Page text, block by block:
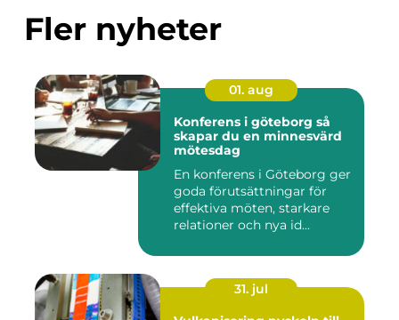
Fler nyheter
01. aug
Konferens i göteborg så
skapar du en minnesvärd
mötesdag
En konferens i Göteborg ger
goda förutsättningar för
effektiva möten, starkare
relationer och nya id...
31. jul